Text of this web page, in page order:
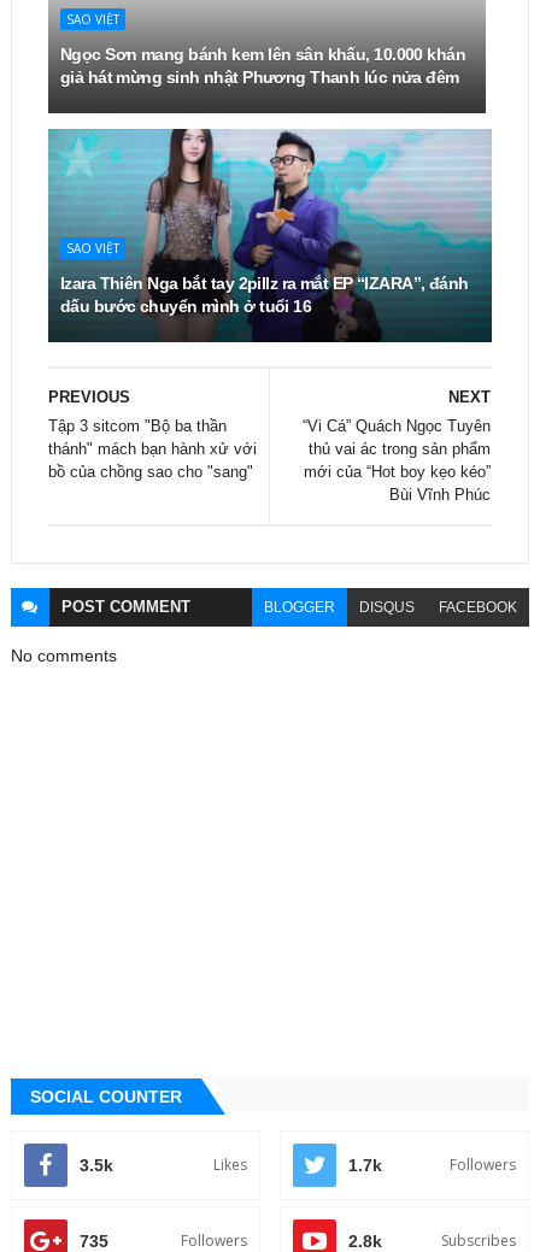
SAO VIỆT
Ngọc Sơn mang bánh kem lên sân khấu, 10.000 khán
giả hát mừng sinh nhật Phương Thanh lúc nửa đêm
SAO VIỆT
Izara Thiên Nga bắt tay 2pillz ra mắt EP “IZARA”, đánh
dấu bước chuyển mình ở tuổi 16
NEXT
“Vi Cá” Quách Ngọc Tuyên
thủ vai ác trong sản phẩm
mới của “Hot boy kẹo kéo”
Bùi Vĩnh Phúc
PREVIOUS
Tập 3 sitcom "Bộ ba thần
thánh" mách bạn hành xử với
bồ của chồng sao cho "sang"
POST COMMENT BLOGGER DISQUS FACEBOOK
No comments
SOCIAL COUNTER
3.5k Likes 1.7k Followers
735 Followers 2.8k Subscribes